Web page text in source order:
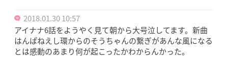
2018.01.30 10:57
アイナナ6話をようやく見て朝から大号泣してます。新曲
はんぱねえし環からのそうちゃんの繋ぎがあんな風になる
とは感動のあまり何が起こったかわからんかった。